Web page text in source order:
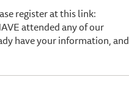
register at this link:
attended any of our
have your information, and